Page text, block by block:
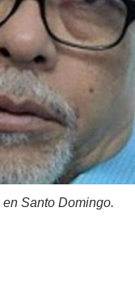
Santo Domingo.